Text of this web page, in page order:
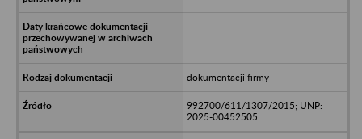
dokumentacji firmy
992700/611/1307/2015; UNP:
2025-00452505